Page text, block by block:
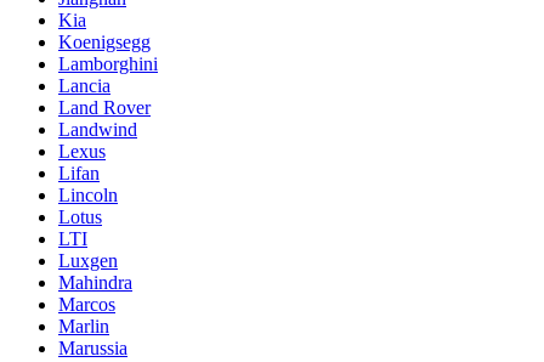
Kia
Koenigsegg
Lamborghini
Lancia
Land Rover
Landwind
Lexus
Lifan
Lincoln
Lotus
LTI
Luxgen
Mahindra
Marcos
Marlin
Marussia